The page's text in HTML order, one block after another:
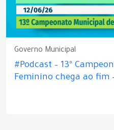
Governo Municipal
#Podcast – 13º
Feminino chega ao fim